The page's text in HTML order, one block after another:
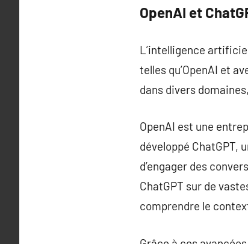
OpenAI et
L’intelligence
telles qu’OpenAI et
dans divers
OpenAI est une
développé ChatGPT,
d’engager des
ChatGPT sur de
comprendre le